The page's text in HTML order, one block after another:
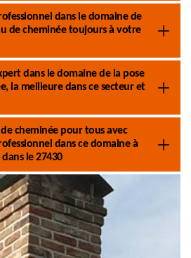
dans le domaine de
de cheminée toujours à votre
dans le domaine de la pose
la meilleure dans ce secteur et
cheminée pour tous avec
dans ce domaine à
le 27430